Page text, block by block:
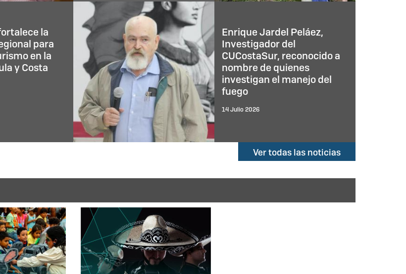
Dra. María Magdalena
Ramírez Martínez impulsa
desde CUCostaSur un
proyecto internacional para
fortalecer la prevención de
la rabia
19 Julio 2026
Enrique Jardel Peláez,
Investigador del